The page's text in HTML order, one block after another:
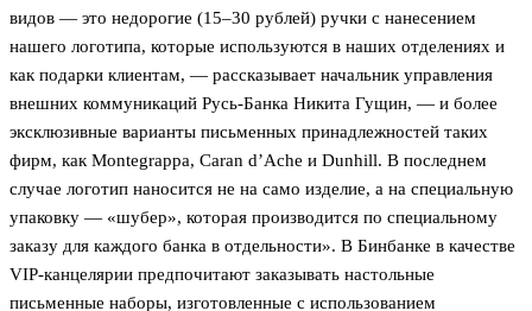
видов — это недорогие (15–30 рублей) ручки с нанесением
нашего логотипа, которые используются в наших отделениях и
как подарки клиентам, — рассказывает начальник управления
внешних коммуникаций Русь-Банка Никита Гущин, — и более
эксклюзивные варианты письменных принадлежностей таких
фирм, как Montegrappa, Caran d’Ache и Dunhill. В последнем
случае логотип наносится не на само изделие, а на специальную
упаковку — «шубер», которая производится по специальному
заказу для каждого банка в отдельности». В Бинбанке в качестве
VIP-канцелярии предпочитают заказывать настольные
письменные наборы, изготовленные с использованием